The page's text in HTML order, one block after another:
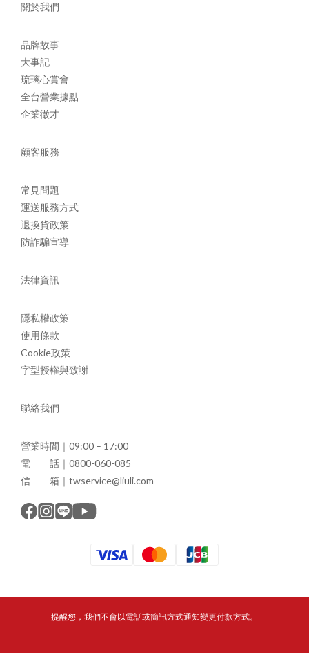
關於我們
品牌故事
大事記
琉璃心賞會
全台營業據點
企業徵才
顧客服務
常見問題
運送服務方式
退換貨政策
防詐騙宣導
法律資訊
隱私權政策
使用條款
Cookie政策
字型授權與致謝
聯絡我們
營業時間｜09:00 – 17:00
電 話｜0800-060-085
信 箱｜twservice@liuli.com
提醒您，我們不會以電話或簡訊方式通知變更付款方式。